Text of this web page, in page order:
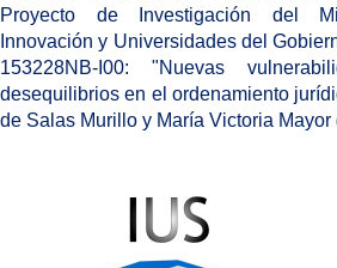
Proyecto de Investigación del
Innovación y Universidades del
153228NB-I00: "Nuevas
desequilibrios en el ordenamiento
de Salas Murillo y María Victoria Mayor